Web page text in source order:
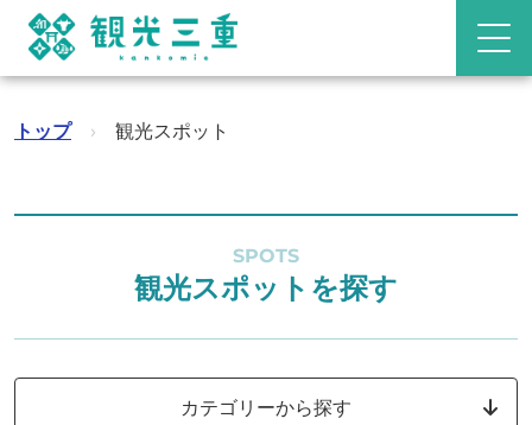
トップ › 観光スポット
SPOTS
観光スポットを探す
カテゴリーから探す